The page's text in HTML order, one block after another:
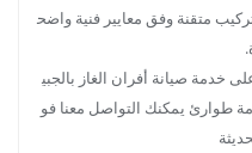
متقنة وفق معايير فنية واضح
خدمة صيانة أفران الغاز بالجبي
طوارئ يمكنك التواصل معنا فو